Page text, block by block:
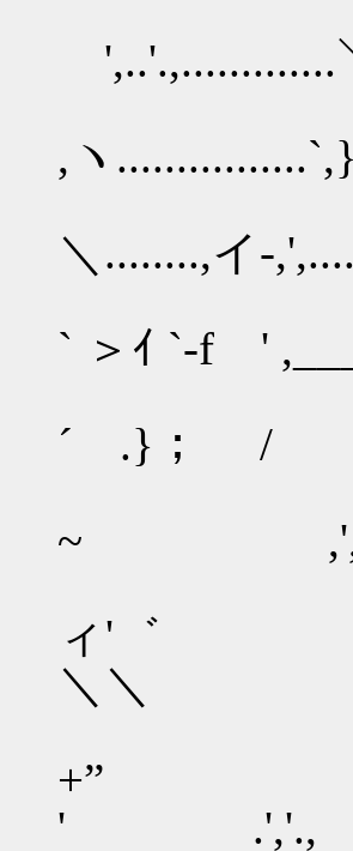
',..'.,.............
,ヽ
＼........,イ-
` ＞ｲ `-f '
´ .}； /
~
ィ'
＼＼
_
+”
' .','.,